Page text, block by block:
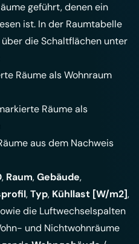
geführt, denen ein
ist. In der Raumtabelle
die Schaltflächen unter
Räume als Wohnraum
Räume als
aus dem Nachweis
, Raum,Gebäude,
,Typ, Kühllast [W/m2],
die Luftwechselspalten
und Nichtwohnräume